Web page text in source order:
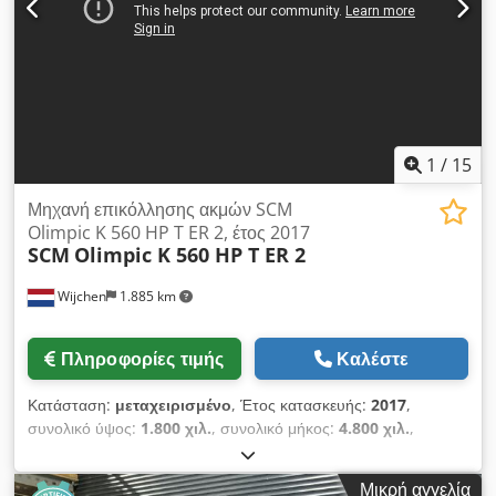
1 / 15
Wijchen 1.885 km
Μηχανή επικόλλησης ακμών SCM
Olimpic K 560 HP T ER 2, έτος 2017
SCM Olimpic K 560 HP T ER 2
Πληροφορίες τιμής Καλέστε
Κατάσταση: μεταχειρισμένο, Έτος κατασκευής: 2017,
συνολικό ύψος: 1.800 χιλ., συνολικό μήκος: 4.800 χιλ.,
, Χρώμα: Γκρι Τιμή: Κατόπιν
αιτήματος - Ειδικά χαρακτηριστικά: - Περιγραφή: Το μηχάνημα
Μικρή αγγελία